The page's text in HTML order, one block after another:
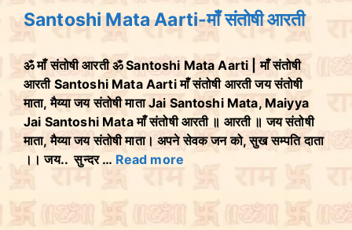
Santoshi Mata Aarti-माँ संतोषी आरती
ॐ माँ संतोषी आरती ॐ Santoshi Mata Aarti | माँ संतोषी
आरती Santoshi Mata Aarti माँ संतोषी आरती जय संतोषी
माता, मैय्या जय संतोषी माता Jai Santoshi Mata, Maiyya
Jai Santoshi Mata माँ संतोषी आरती ॥ आरती ॥ जय संतोषी
माता, मैय्या जय संतोषी माता। अपने सेवक जन को, सुख सम्पति दाता
।। जय.. सुन्दर … Read more